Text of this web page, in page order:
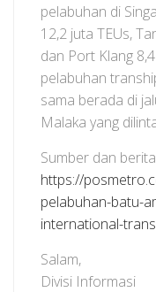
pelabuhan di
12,2 juta TEUs,
dan Port Klang
pelabuhan
sama berada di
Malaka yang
Sumber dan
https://
pelabuhan-batu-
international-
Salam,
Divisi Informasi